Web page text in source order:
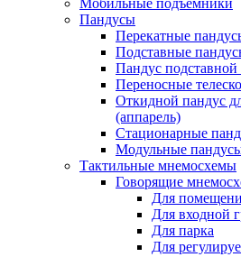
Мобильные подъемники
Пандусы
Перекатные
Подставные
Пандус
Переносные
Откидной пандус
(аппарель)
Стационарные
Модульные
Тактильные мнемосхемы
Говорящие
Для
Для входной
Для парка
Для